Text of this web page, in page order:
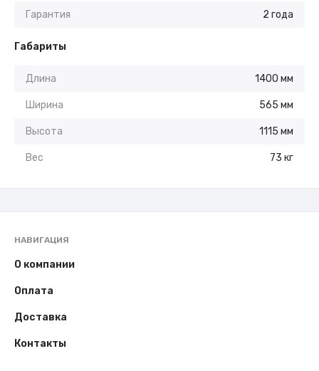
Гарантия 2 года
Габариты
Длина 1400 мм
Ширина 565 мм
Высота 1115 мм
Вес 73 кг
НАВИГАЦИЯ
О компании
Оплата
Доставка
Контакты